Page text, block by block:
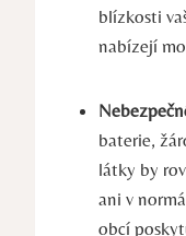
blízkosti
nabízejí
baterie,
látky by
ani v
obcí